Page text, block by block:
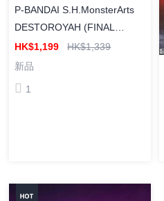
P-BANDAI S.H.MonsterArts
DESTOROYAH (FINAL
FORM) Tokyo Waterfront City
Battle Ver. [S.H.MonsterArts]
HK$1,199HK$1,339
新品
1